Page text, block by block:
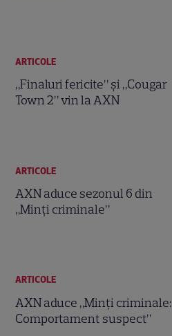
ARTICOLE
„Finaluri fericite” şi „Cougar
Town 2” vin la AXN
ARTICOLE
AXN aduce sezonul 6 din
„Minţi criminale”
ARTICOLE
AXN aduce „Minţi criminale:
Comportament suspect”